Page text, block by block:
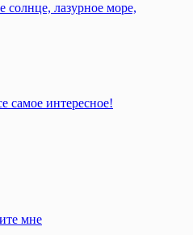
солнце, лазурное море,
самое интересное!
мне